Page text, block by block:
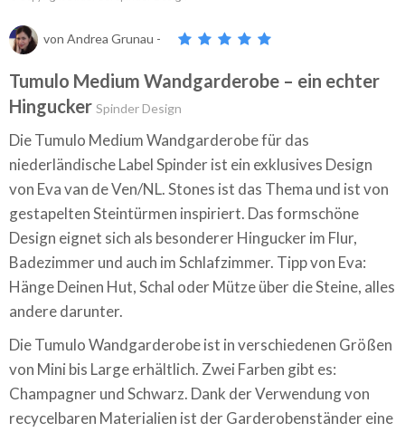
von Andrea Grunau -
Tumulo Medium Wandgarderobe – ein echter
Hingucker Spinder Design
Die Tumulo Medium Wandgarderobe für das
niederländische Label Spinder ist ein exklusives Design
von Eva van de Ven/NL. Stones ist das Thema und ist von
gestapelten Steintürmen inspiriert. Das formschöne
Design eignet sich als besonderer Hingucker im Flur,
Badezimmer und auch im Schlafzimmer. Tipp von Eva:
Hänge Deinen Hut, Schal oder Mütze über die Steine, alles
andere darunter.
Die Tumulo Wandgarderobe ist in verschiedenen Größen
von Mini bis Large erhältlich. Zwei Farben gibt es:
Champagner und Schwarz. Dank der Verwendung von
recycelbaren Materialien ist der Garderobenständer eine